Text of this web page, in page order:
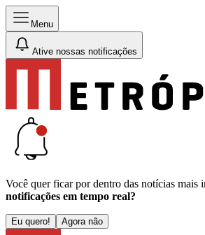
Menu
Ative nossas notificações
Você quer ficar por dentro das notícias mais
notificações em tempo real?
Eu quero! Agora não